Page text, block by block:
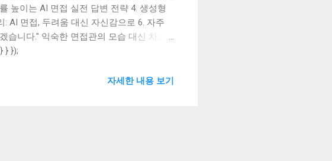
높이는 AI 면접 실전 답변 전략 4. 생성형
AI 면접, 두려움 대신 자신감으로 6. 자주
습니다." 익숙한 면접관의 모습 대신 차가
시장에서 AI 면접은 그야말로 '대세'가 되
. 이제 AI 면접은 더 이상 선택이 아닌 필수
을 공유할 거예요. 더불어 최신 채용 정보
} });
자세한 내용 보기